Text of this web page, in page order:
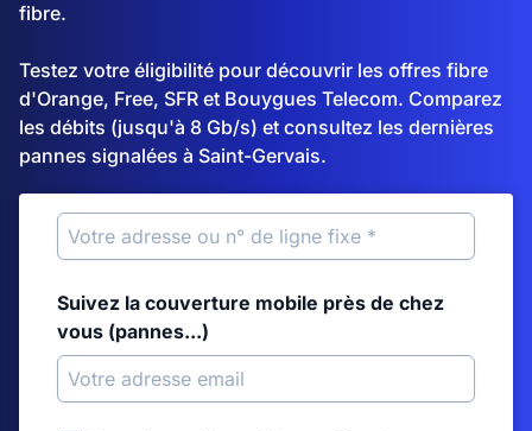
fibre.
Testez votre éligibilité pour découvrir les offres fibre
d'Orange, Free, SFR et Bouygues Telecom. Comparez
les débits (jusqu'à 8 Gb/s) et consultez les dernières
pannes signalées à Saint-Gervais.
Suivez la couverture mobile près de chez
vous (pannes...)